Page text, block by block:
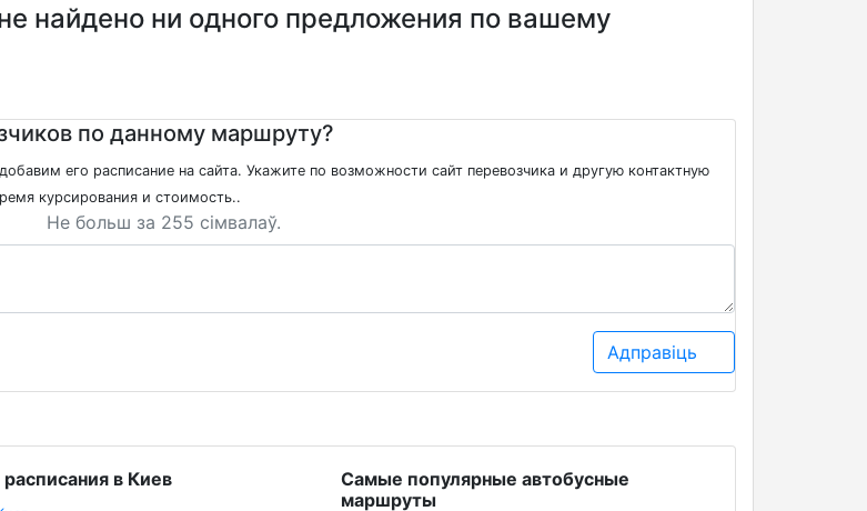
найдено ни одного предложения по вашему
по данному маршруту?
его расписание на сайта. Укажите по возможности сайт перевозчика и другую контактную
курсирования и стоимость..
Не больш за 255 сімвалаў.
Адправіць
в Киев
Самые популярные автобусные
маршруты